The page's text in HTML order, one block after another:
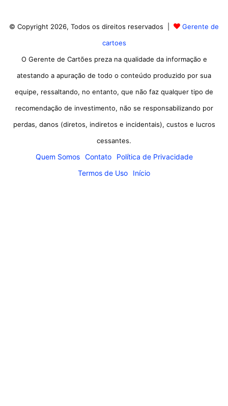
© Copyright 2026, Todos os direitos reservados |
Gerente de
cartoes
O Gerente de Cartões preza na qualidade da informação e
atestando a apuração de todo o conteúdo produzido por sua
equipe, ressaltando, no entanto, que não faz qualquer tipo de
recomendação de investimento, não se responsabilizando por
perdas, danos (diretos, indiretos e incidentais), custos e lucros
cessantes.
Quem Somos Contato
Política de Privacidade
Termos de Uso
Início